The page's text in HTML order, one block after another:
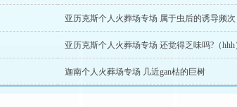
亚历克斯个人火葬场专场 属于虫后的诱导频次
亚历克斯个人火葬场专场 还觉得乏味吗?（hhh
迦南个人火葬场专场 几近gan枯的巨树